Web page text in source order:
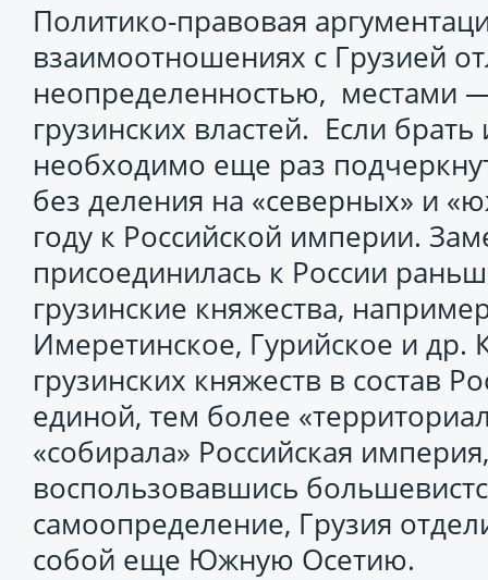
Политико-правовая
взаимоотношениях с Грузией
неопределенностью, местами
грузинских властей. Если
необходимо еще раз
без деления на «северных» и
году к Российской империи.
присоединилась к России
грузинские княжества,
Имеретинское, Гурийское и
грузинских княжеств в состав
единой, тем более
«собирала» Российская
воспользовавшись
самоопределение, Грузия
собой еще Южную Осетию.